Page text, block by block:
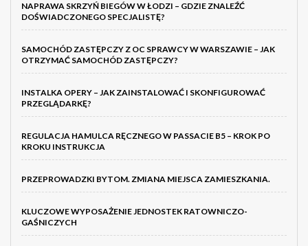
NAPRAWA SKRZYŃ BIEGÓW W ŁODZI – GDZIE ZNALEŹĆ
DOŚWIADCZONEGO SPECJALISTĘ?
SAMOCHÓD ZASTĘPCZY Z OC SPRAWCY W WARSZAWIE – JAK
OTRZYMAĆ SAMOCHÓD ZASTĘPCZY?
INSTALKA OPERY – JAK ZAINSTALOWAĆ I SKONFIGUROWAĆ
PRZEGLĄDARKĘ?
REGULACJA HAMULCA RĘCZNEGO W PASSACIE B5 – KROK PO
KROKU INSTRUKCJA
PRZEPROWADZKI BYTOM. ZMIANA MIEJSCA ZAMIESZKANIA.
KLUCZOWE WYPOSAŻENIE JEDNOSTEK RATOWNICZO-
GAŚNICZYCH